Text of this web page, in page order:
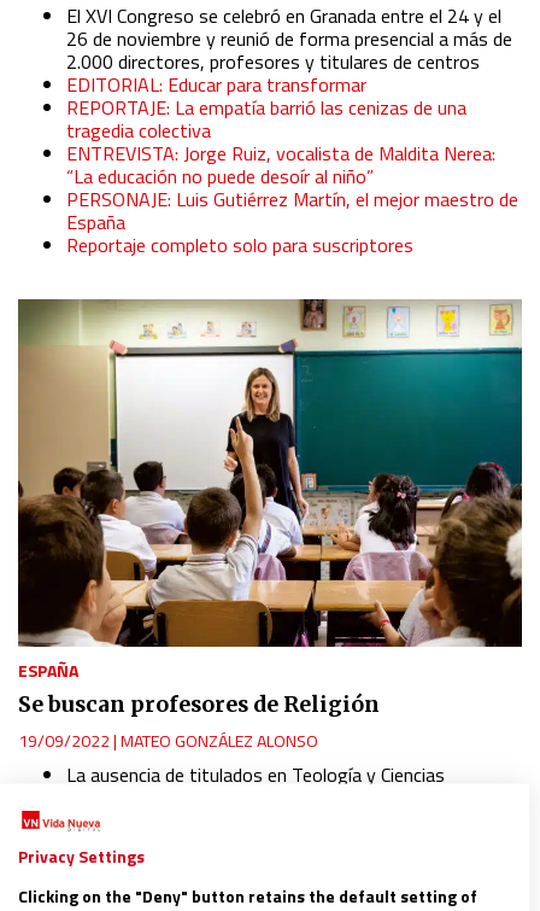
El XVI Congreso se celebró en Granada entre el 24 y el
26 de noviembre y reunió de forma presencial a más de
2.000 directores, profesores y titulares de centros
EDITORIAL: Educar para transformar
REPORTAJE: La empatía barrió las cenizas de una
tragedia colectiva
ENTREVISTA: Jorge Ruiz, vocalista de Maldita Nerea:
“La educación no puede desoír al niño”
PERSONAJE: Luis Gutiérrez Martín, el mejor maestro de
España
Reportaje completo solo para suscriptores
ESPAÑA
Se buscan profesores de Religión
19/09/2022|MATEO GONZÁLEZ ALONSO
La ausencia de titulados en Teología y Ciencias
vacantes
ahora en el aula
Reportaje completo solo para suscriptores
Privacy Settings
Clicking on the "Deny" button retains the default setting of